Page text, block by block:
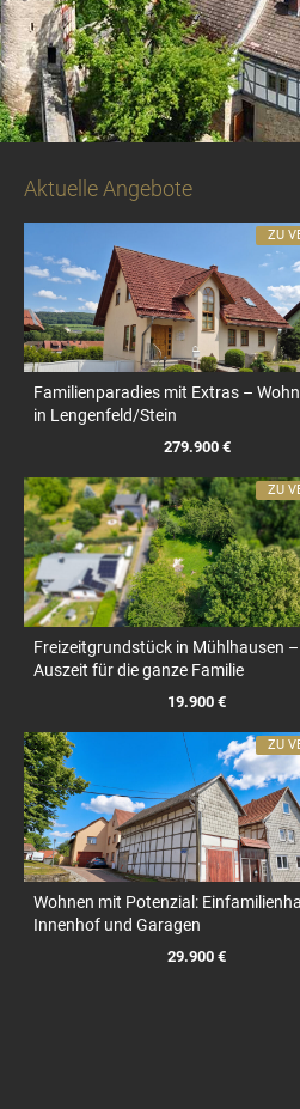
Aktuelle Angebote
Familienparadies mit Extras –
in Lengenfeld/Stein
279.900 €
ZU
Freizeitgrundstück in Mühlhausen
Auszeit für die ganze Familie
19.900 €
ZU
Wohnen mit Potenzial:
Innenhof und Garagen
29.900 €
ZU